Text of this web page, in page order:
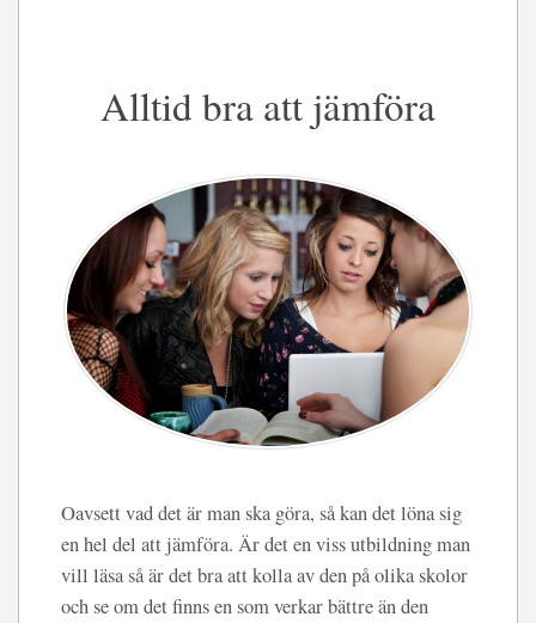
Alltid bra att jämföra
Oavsett vad det är man ska göra, så kan det löna sig
en hel del att jämföra. Är det en viss utbildning man
vill läsa så är det bra att kolla av den på olika skolor
och se om det finns en som verkar bättre än den